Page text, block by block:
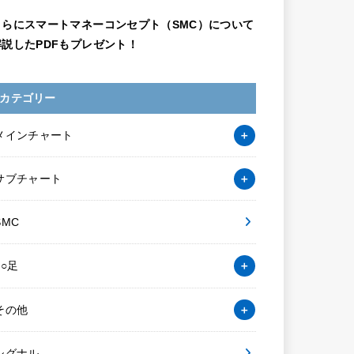
にスマートマネーコンセプト（SMC）について
したPDFもプレゼント！
カテゴリー
インチャート
ブチャート
足
の他